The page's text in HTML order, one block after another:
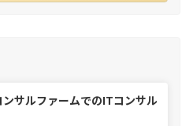
サルファームでのITコンサル